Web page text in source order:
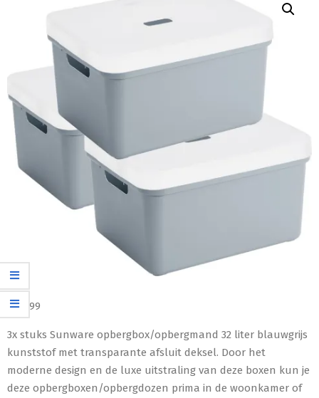
€65,99
3x stuks Sunware opbergbox/opbergmand 32 liter blauwgrijs
kunststof met transparante afsluit deksel. Door het
moderne design en de luxe uitstraling van deze boxen kun je
deze opbergboxen/opbergdozen prima in de woonkamer of